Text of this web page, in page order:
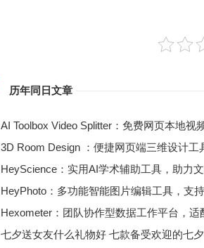
历年同日文章
AI Toolbox Video Splitter：免费网页本地
3D Room Design ：便捷网页端三维设计
HeyScience：实用AI学术辅助工具，助力
HeyPhoto：多功能智能图片编辑工具，支
Hexometer：团队协作型数据工作平台，
七夕送女友什么礼物好 七款备受欢迎的七